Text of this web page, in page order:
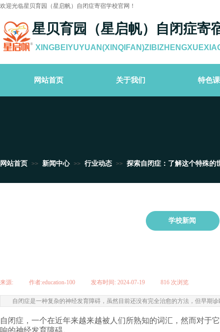
星贝育园（星启帆）自闭症寄
欢迎光临星贝育园（星启帆）自闭症寄宿学校官网！
网站首页 关于我们 特色
网站首页 >> 新闻中心 >> 行业动态 >> 探索自闭症：了解这个特殊的
学校新闻
来源: 作者:education-100 发布时间: 2024-07-19 816 次浏览
自闭症是一种复杂的神经发育障碍，虽然目前还没有完全治愈的方法，但早期
自闭症 ，一个在近年来越来越被人们所熟知的词汇，然而对
响的神经发育障碍。